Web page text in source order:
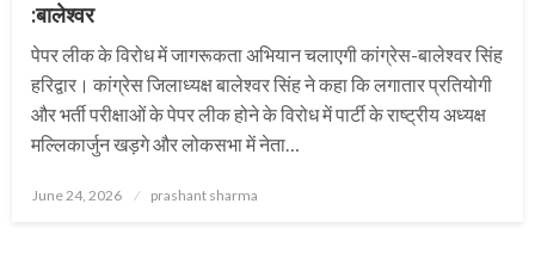
:बालेश्वर
पेपर लीक के विरोध में जागरूकता अभियान चलाएगी कांग्रेस-बालेश्वर सिंह
हरिद्वार। कांग्रेस जिलाध्यक्ष बालेश्वर सिंह ने कहा कि लगातार प्रतियोगी
और भर्ती परीक्षाओं के पेपर लीक होने के विरोध में पार्टी के राष्ट्रीय अध्यक्ष
मल्लिकार्जुन खड़गे और लोकसभा में नेता…
Posted
June 24, 2026 prashant sharma